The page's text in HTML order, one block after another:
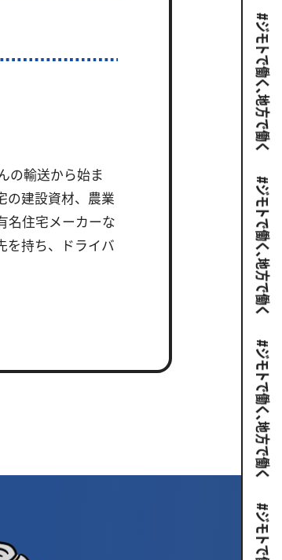
の輸送から始ま
の建設資材、農業
名住宅メーカーな
を持ち、ドライバ